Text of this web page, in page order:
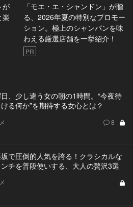
が
楽
「モエ・エ・シャンドン」が贈
る、2026年夏の特別なプロモー
ション。極上のシャンパンを味
わえる厳選店舗を一挙紹介！
PR
、少し違う女の朝の1時間。“今夜待
る何か”を期待する女心とは？
8
で圧倒的人気を誇る！クラシカルな
チを普段使いする、大人の贅沢3選